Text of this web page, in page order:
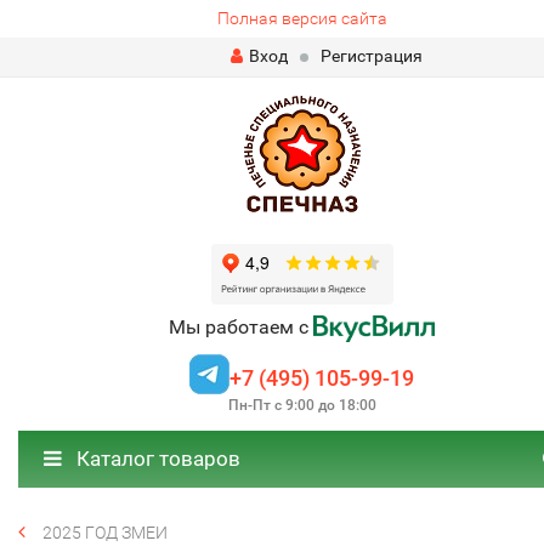
Полная версия сайта
Вход
Регистрация
Мы работаем с
+7 (495) 105-99-19
Пн-Пт с 9:00 до 18:00
Каталог товаров
2025 ГОД ЗМЕИ